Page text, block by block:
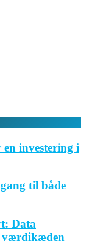
investering i
til både
Data
værdikæden